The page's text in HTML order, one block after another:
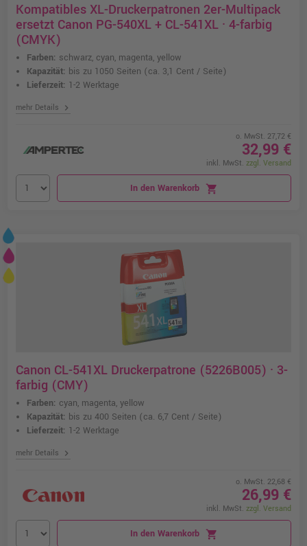
Kompatibles XL-Druckerpatronen 2er-Multipack
ersetzt Canon PG-540XL + CL-541XL · 4-farbig
(CMYK)
Farben: schwarz, cyan, magenta, yellow
Kapazität: bis zu 1050 Seiten (ca. 3,1 Cent / Seite)
Lieferzeit: 1-2 Werktage
mehr Details chevron_right
o. MwSt. 27,72 €
32,99 €
inkl. MwSt. zzgl. Versand
In den Warenkorb shopping_cart
Canon CL-541XL Druckerpatrone (5226B005) · 3-
farbig (CMY)
Farben: cyan, magenta, yellow
Kapazität: bis zu 400 Seiten (ca. 6,7 Cent / Seite)
Lieferzeit: 1-2 Werktage
mehr Details chevron_right
o. MwSt. 22,68 €
26,99 €
inkl. MwSt. zzgl. Versand
In den Warenkorb shopping_cart